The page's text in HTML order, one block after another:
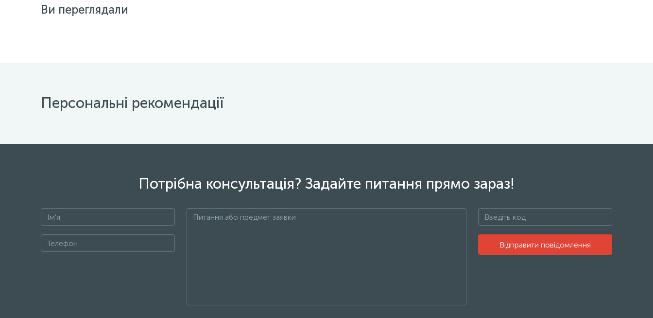
Ви переглядали
Персональні рекомендації
Потрібна консультація? Задайте питання прямо зараз!
Відправити повідомлення